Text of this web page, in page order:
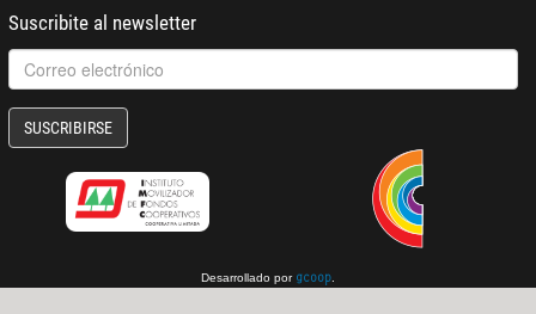
Suscribite al newsletter
SUSCRIBIRSE
Desarrollado por gcoop